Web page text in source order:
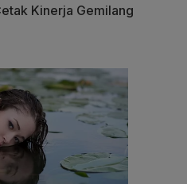
Kinerja Gemilang